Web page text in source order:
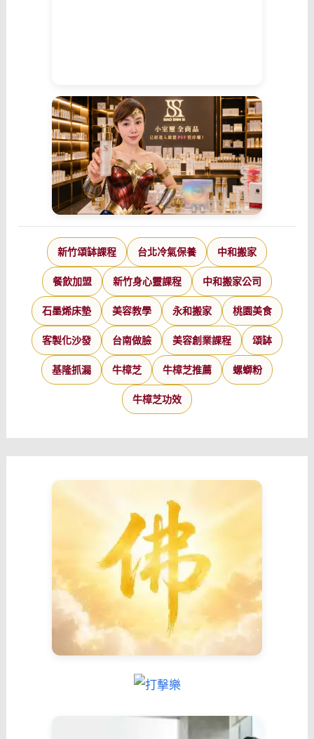
新竹頌缽課程 台北冷氣保養 中和搬家
餐飲加盟 新竹身心靈課程 中和搬家公司
石墨烯床墊 美容教學 永和搬家 桃園美食
客製化沙發 台南做臉 美容創業課程 頌缽
基隆抓漏 牛樟芝 牛樟芝推薦 螺螄粉
牛樟芝功效